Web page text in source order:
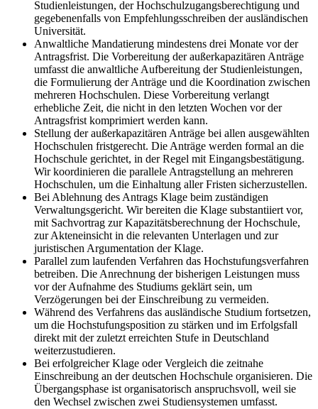
Studienleistungen, der Hochschulzugangsberechtigung und
gegebenenfalls von Empfehlungsschreiben der ausländischen
Universität.
Anwaltliche Mandatierung mindestens drei Monate vor der
Antragsfrist. Die Vorbereitung der außerkapazitären Anträge
umfasst die anwaltliche Aufbereitung der Studienleistungen,
die Formulierung der Anträge und die Koordination zwischen
mehreren Hochschulen. Diese Vorbereitung verlangt
erhebliche Zeit, die nicht in den letzten Wochen vor der
Antragsfrist komprimiert werden kann.
Stellung der außerkapazitären Anträge bei allen ausgewählten
Hochschulen fristgerecht. Die Anträge werden formal an die
Hochschule gerichtet, in der Regel mit Eingangsbestätigung.
Wir koordinieren die parallele Antragstellung an mehreren
Hochschulen, um die Einhaltung aller Fristen sicherzustellen.
Bei Ablehnung des Antrags Klage beim zuständigen
Verwaltungsgericht. Wir bereiten die Klage substantiiert vor,
mit Sachvortrag zur Kapazitätsberechnung der Hochschule,
zur Akteneinsicht in die relevanten Unterlagen und zur
juristischen Argumentation der Klage.
Parallel zum laufenden Verfahren das Hochstufungsverfahren
betreiben. Die Anrechnung der bisherigen Leistungen muss
vor der Aufnahme des Studiums geklärt sein, um
Verzögerungen bei der Einschreibung zu vermeiden.
Während des Verfahrens das ausländische Studium fortsetzen,
um die Hochstufungsposition zu stärken und im Erfolgsfall
direkt mit der zuletzt erreichten Stufe in Deutschland
weiterzustudieren.
Bei erfolgreicher Klage oder Vergleich die zeitnahe
Einschreibung an der deutschen Hochschule organisieren. Die
Übergangsphase ist organisatorisch anspruchsvoll, weil sie
den Wechsel zwischen zwei Studiensystemen umfasst.